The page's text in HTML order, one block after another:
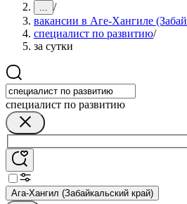
... /
вакансии в Аге-Хангиле
специалист по развитию/
за сутки
специалист по развитию
Ага-Хангил (Забайкальский край)